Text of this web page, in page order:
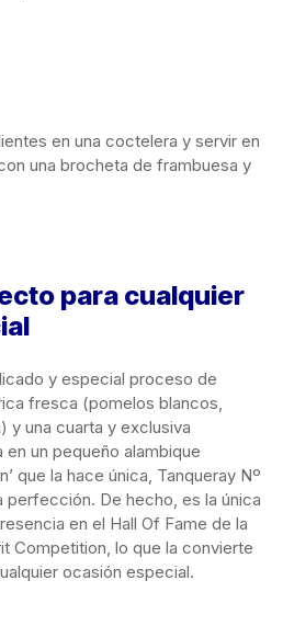
en una coctelera y servir en
una brocheta de frambuesa y
para cualquier
y especial proceso de
fresca (pomelos blancos,
y una cuarta y exclusiva
un pequeño alambique
que la hace única, Tanqueray Nº
perfección. De hecho, es la única
en el Hall Of Fame de la
Competition, lo que la convierte
ocasión especial.